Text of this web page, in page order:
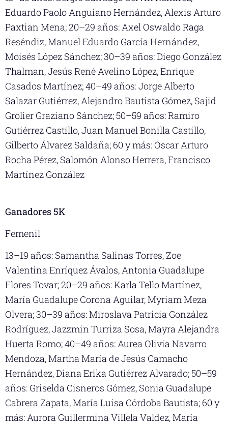
Eduardo Paolo Anguiano Hernández, Alexis Arturo
Paxtian Mena; 20–29 años: Axel Oswaldo Raga
Reséndiz, Manuel Eduardo García Hernández,
Moisés López Sánchez; 30–39 años: Diego González
Thalman, Jesús René Avelino López, Enrique
Casados Martínez; 40–49 años: Jorge Alberto
Salazar Gutiérrez, Alejandro Bautista Gómez, Sajid
Grolier Graziano Sánchez; 50–59 años: Ramiro
Gutiérrez Castillo, Juan Manuel Bonilla Castillo,
Gilberto Álvarez Saldaña; 60 y más: Óscar Arturo
Rocha Pérez, Salomón Alonso Herrera, Francisco
Martínez González
Ganadores 5K
Femenil
13–19 años: Samantha Salinas Torres, Zoe
Valentina Enríquez Ávalos, Antonia Guadalupe
Flores Tovar; 20–29 años: Karla Tello Martínez,
María Guadalupe Corona Aguilar, Myriam Meza
Olvera; 30–39 años: Miroslava Patricia González
Rodríguez, Jazzmin Turriza Sosa, Mayra Alejandra
Huerta Romo; 40–49 años: Aurea Olivia Navarro
Mendoza, Martha María de Jesús Camacho
Hernández, Diana Erika Gutiérrez Alvarado; 50–59
años: Griselda Cisneros Gómez, Sonia Guadalupe
Cabrera Zapata, María Luisa Córdoba Bautista; 60 y
más: Aurora Guillermina Villela Valdez, María